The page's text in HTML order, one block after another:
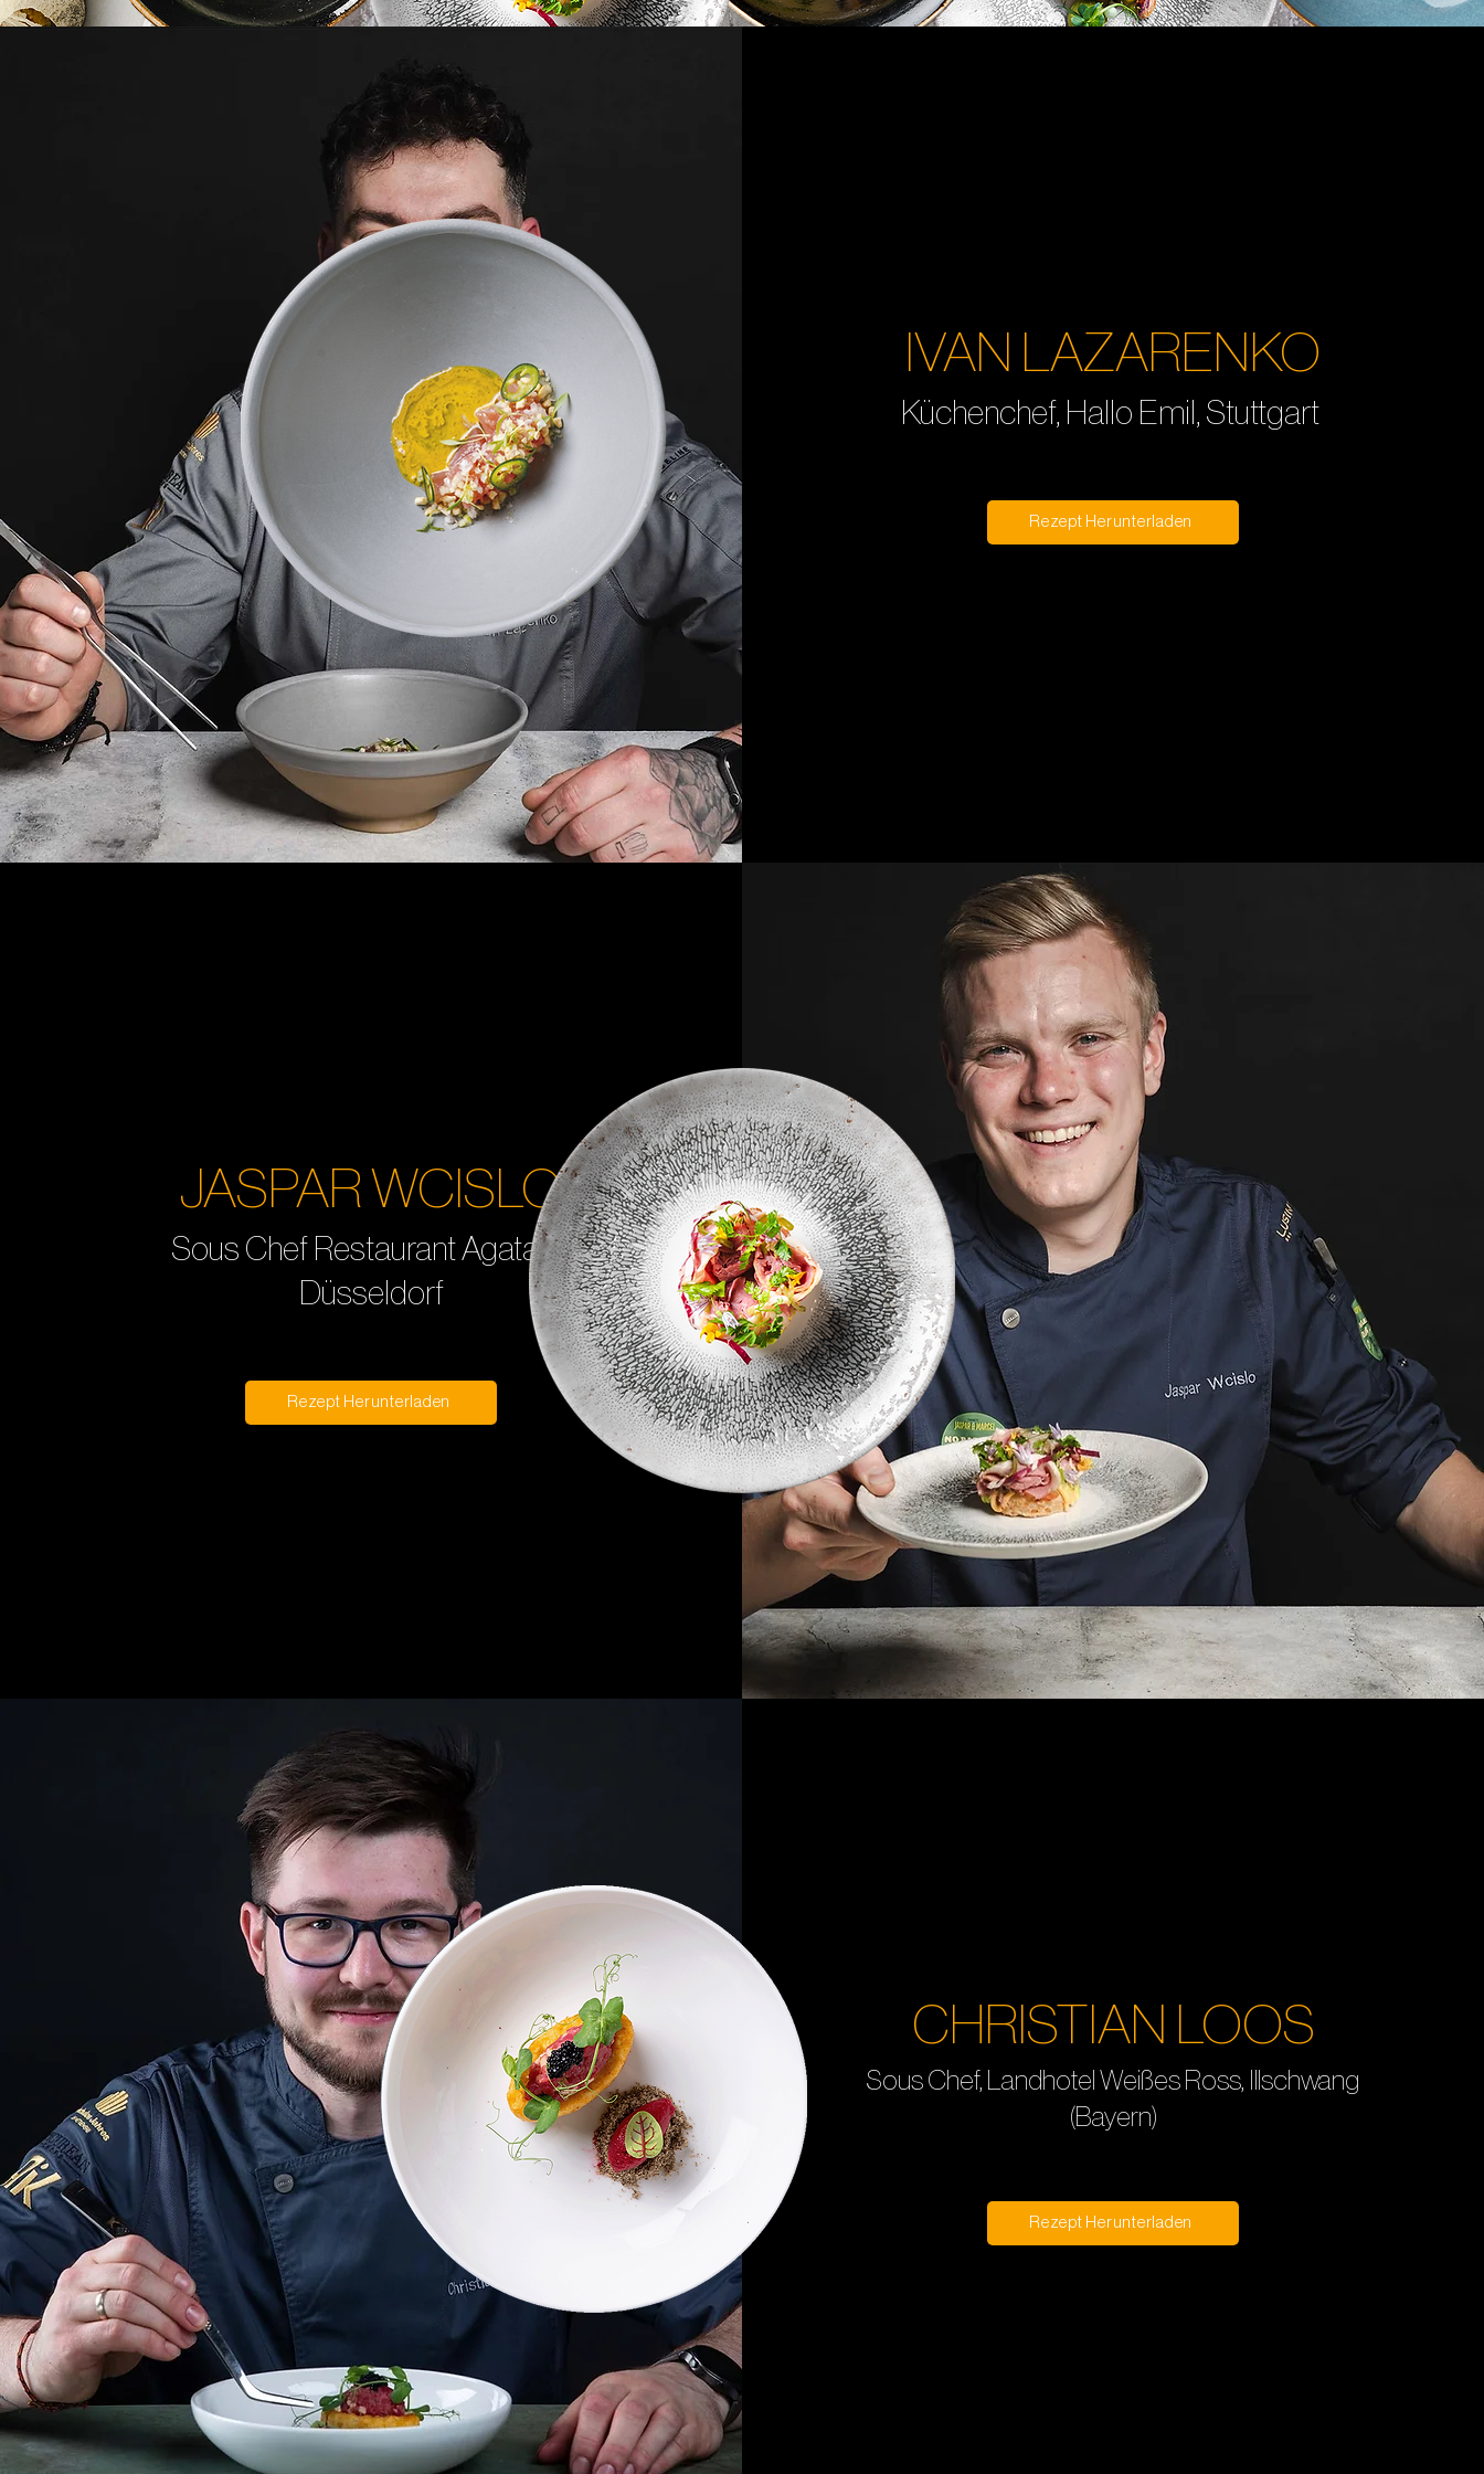
IVAN LAZARENKO
Küchenchef, Hallo Emil, Stuttgart
Rezept Herunterladen
JASPAR WCISLO
Sous Chef Restaurant Agata‘s*,
Düsseldorf
Rezept Herunterladen
CHRISTIAN LOOS
Sous Chef, Landhotel Weißes Ross, Illschwang
(Bayern)
Rezept Herunterladen